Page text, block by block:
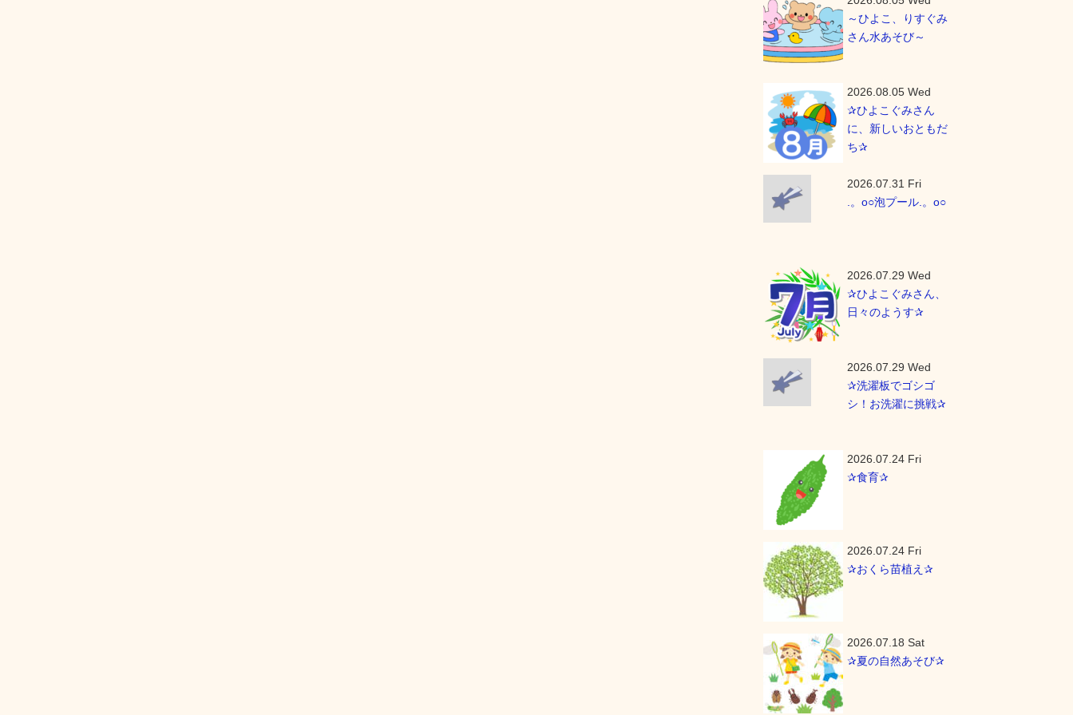
～ひよこ、りすぐみ
さん水あそび～
2026.08.05 Wed
✰ひよこぐみさん
に、新しいおともだ
ち✰
2026.07.31 Fri
.。o○泡プール.。o○
2026.07.29 Wed
✰ひよこぐみさん、
日々のようす✰
2026.07.29 Wed
✰洗濯板でゴシゴ
シ！お洗濯に挑戦✰
2026.07.24 Fri
✰食育✰
2026.07.24 Fri
✰おくら苗植え✰
2026.07.18 Sat
✰夏の自然あそび✰